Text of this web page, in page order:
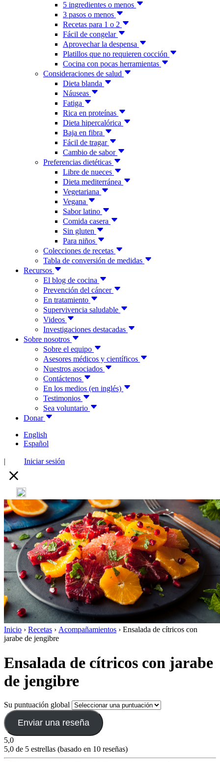
5 ingredientes o menos
3 pasos o menos
Recetas para 1 o 2
Fácil de congelar
Aprovechar la despensa
Platillos que no requieren cocción
Cocina con pocas herramientas
Consideraciones de salud
Dieta blanda
Náuseas
Fatiga
Rica en proteínas
Dieta hipercalórica
Baja en fibra
Fácil de tragar
Cambio de sabor
Preferencias dietéticas
Libre de nueces
Dieta mediterránea
Vegetariana
Vegana
Sabor latino
Comida casera
Sin gluten
Para niños
Colecciones de recetas
Tabla de conversión de medidas
Recursos
El blog de cocina
Prevención del cáncer
En tratamiento
Supervivencia saludable
Videos
Investigaciones destacadas
Sobre nosotros
Sobre el equipo
Asesores médicos y científicos
Nuestros asociados
Contáctenos
En los medios (en inglés)
Testimonios
Sea voluntario
Donar
English
Español
| Iniciar sesión
Inicio › Recetas › Acompañamientos › Ensalada de cítricos con
jarabe de jengibre
Ensalada de cítricos con jarabe
de jengibre
Su puntuación global
Enviar una reseña
5,0
5,0 de 5 estrellas (basado en 10 reseñas)